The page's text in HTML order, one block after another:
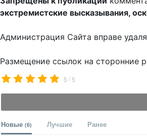
экстремистские высказывания,
Администрация Сайта вправе
Размещение ссылок на сторонние
5 / 5
Новые (6) Лучшие Ранее